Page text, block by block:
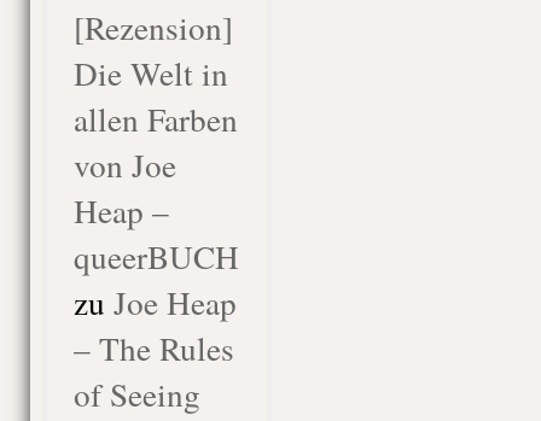
[Rezension]
Die Welt in
allen Farben
von Joe
Heap –
queerBUCH
zu Joe Heap
– The Rules
of Seeing